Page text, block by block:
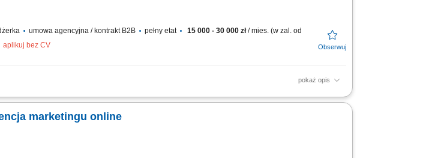
umowa agencyjna / kontrakt B2B pełny etat 15 000 - 30 000 zł/ mies. (w zal. od
aplikuj bez CV
pokaż opis
w oparciu o model franczyzowy; pozyskiwanie klientów biznesowych i budowanie
marketingu online